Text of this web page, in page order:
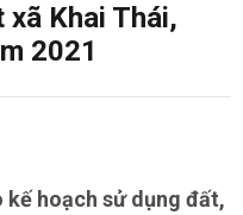
Khai Thái,
2021
hoạch sử dụng đất,